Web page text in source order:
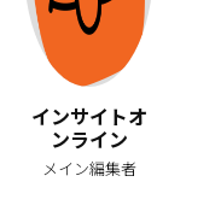
インサイトオ
ンライン
メイン編集者